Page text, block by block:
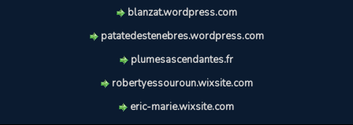
blanzat.wordpress.com
patatedestenebres.wordpress.com
plumesascendantes.fr
robertyessouroun.wixsite.com
eric-marie.wixsite.com